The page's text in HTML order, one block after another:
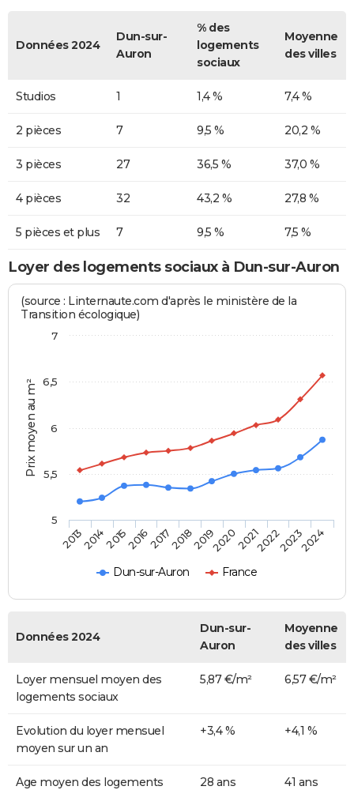
Données 2024
Dun-sur-
Auron
% des
logements
sociaux
Moyenne
des villes
Studios 1 1,4 % 7,4 %
2 pièces 7 9,5 % 20,2 %
3 pièces 27 36,5 % 37,0 %
4 pièces 32 43,2 % 27,8 %
5 pièces et plus 7 9,5 % 7,5 %
Loyer des logements sociaux à Dun-sur-Auron
Prix moyen au m²
(source : Linternaute.com d'après le ministère de la
Transition écologique)
Dun-sur-Auron France
201320142015201620172018201920202021202220232024
5
5,5
6
6,5
7
Données 2024
Dun-sur-
Auron
Moyenne
des villes
Loyer mensuel moyen des
logements sociaux
5,87 €/m² 6,57 €/m²
Evolution du loyer mensuel
moyen sur un an
+3,4 % +4,1 %
Age moyen des logements
28 ans 41 ans